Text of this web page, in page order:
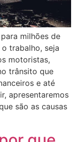
milhões de
trabalho, seja
motoristas,
trânsito que
e até
apresentaremos
são as causas